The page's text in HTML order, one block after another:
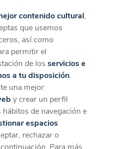
desde la App
Descargar
contenido cultural,
que usemos
así como
permitir el
de losservicios e
a tu disposición.
una mejor
y crear un perfil
de navegación e
espacios
rechazar o